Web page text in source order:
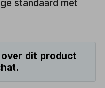
standaard met
dit product